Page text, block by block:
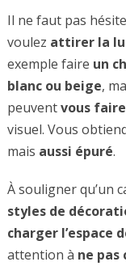
Il ne faut pas
voulez attirer la
exemple faire un
blanc ou beige,
peuventvous
visuel. Vous
mais aussi épuré.
À souligner qu’un
styles de
charger l’espace
attention à ne pas